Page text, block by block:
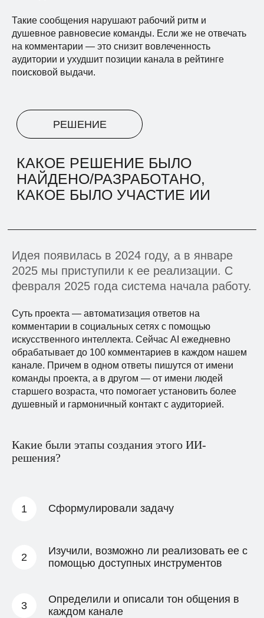
Такие сообщения нарушают рабочий ритм и
душевное равновесие команды. Если же не отвечать
на комментарии — это снизит вовлеченность
аудитории и ухудшит позиции канала в рейтинге
поисковой выдачи.
Идея появилась в 2024 году, а в январе
2025 мы приступили к ее реализации. С
февраля 2025 года система начала работу.
Суть проекта — автоматизация ответов на
комментарии в социальных сетях с помощью
искусственного интеллекта. Сейчас AI ежедневно
обрабатывает до 100 комментариев в каждом нашем
канале. Причем в одном ответы пишутся от имени
команды проекта, а в другом — от имени людей
старшего возраста, что помогает установить более
душевный и гармоничный контакт с аудиторией.
Какие были этапы создания этого ИИ-
решения?
Сформулировали задачу
Изучили, возможно ли реализовать ее с
помощью доступных инструментов
Определили и описали тон общения в
каждом канале